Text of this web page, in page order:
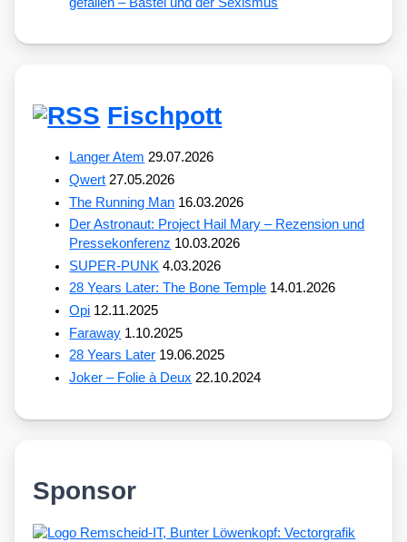
Fischpott
Langer Atem 29.07.2026
Qwert 27.05.2026
The Running Man 16.03.2026
Der Astronaut: Project Hail Mary – Rezension und
Pressekonferenz 10.03.2026
SUPER-PUNK 4.03.2026
28 Years Later: The Bone Temple 14.01.2026
Opi 12.11.2025
Faraway 1.10.2025
28 Years Later 19.06.2025
Joker – Folie à Deux 22.10.2024
Sponsor